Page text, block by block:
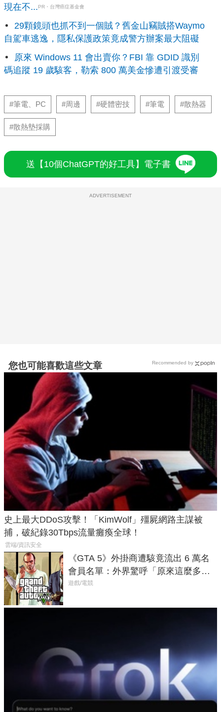
現在不... PR・台灣癌症基金會
29顆鏡頭也抓不到一個賊？舊金山竊賊搭Waymo
自駕車逃逸，隱私保護政策竟成警方辦案最大阻礙
原來 Windows 11 會出賣你？FBI 靠 GDID 識別
碼追蹤 19 歲駭客，勒索 800 萬美金慘遭引渡受審
#筆電、PC #周邊 #硬體密技 #筆電 #散熱器
#散熱墊採購
送【10個ChatGPT的好工具】電子書
ADVERTISEMENT
您也可能喜歡這些文章
史上最大DDoS攻擊！「KimWolf」殭屍網路主謀被
捕，破紀錄30Tbps流量癱瘓全球！
雲端/資訊安全
《GTA 5》外掛商遭駭竟流出 6 萬名
會員名單：外界驚呼「原來這麼多人
在開掛！」
遊戲/電競
Recommended by